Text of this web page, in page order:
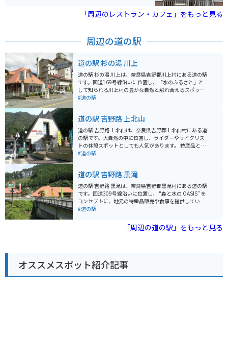
館、イベント開催、クラフトビールの醸造所になってい
て、田舎の素晴らしさがギュッと詰まったような施設で「周辺のレストラン・カフェ」をもっと見る
周辺の道の駅
道の駅 杉の湯 川上
道の駅 杉の湯 川上は、奈良県吉野郡川上村にある道の駅
です。国道169号線沿いに位置し、「水のふるさと」と
して知られる川上村の豊かな自然と触れ合えるスポット
として人気があります。 道の駅には、地元食材をふんだ
採れた新鮮な野菜など、お土産探しにも最適です。ま
た、隣接する「杉の湯 川上荘」では、温泉を楽しむこと
もできます。露天風呂からは、四季折々の美しい山々を
眺めることができ、日頃の疲れを癒すのに最適です。 バ
イクで訪れる場合、道の駅には広々とした駐車場が完備
としても最適です。道の駅から少し足を延ばせば、世界
遺産「大峯奥駈道」の登山口や、美しい渓谷美で知られ
る「みたらい渓谷」など、見どころも豊富です。
#道の駅
道の駅 吉野路 上北山
道の駅 吉野路 上北山は、奈良県吉野郡上北山村にある道
の駅です。大自然の中に位置し、ライダーやサイクリス
トの休憩スポットとしても人気があります。 特産品とし
ては、地元で採れた新鮮な野菜や山菜、手作りのこんに
できます。 周辺には、日本三大渓谷の一つに数えられる
「瀞峡（どろきょう）」や、世界遺産「熊野古道」の一
部である「小辺路（こへち）」など、見どころも豊富で
す。瀞峡では、遊覧船に乗って、渓谷美を満喫するのが
おすすめです。小辺路は、歴史を感じながらハイキング
は、ワインディングロードが続くため、ツーリングにも
#道の駅
道の駅 吉野路 黒滝
道の駅 吉野路 黒滝は、奈良県吉野郡黒滝村にある道の駅
です。国道309号線沿いに位置し、 "森と水の OASIS" を
コンセプトに、地元の特産品販売や食事を提供していま
す。 黒滝村は吉野杉の産地として知られており、道の駅
内には、高さ約48mの「黒滝・森物語村」や、遊歩道が
整備された「不動七重滝」など、自然豊かな観光スポッ
としても人気があり、ツーリングにも最適なエリアで
す。 道の駅で休憩がてら、地元の特産品である吉野くず
を使ったスイーツや、名物の猪肉料理を味わってみては
#道の駅
「周辺の道の駅」をもっと見る
オススメスポット紹介記事